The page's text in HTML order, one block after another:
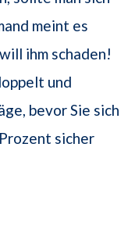
meint es
ihm schaden!
und
bevor Sie sich
sicher